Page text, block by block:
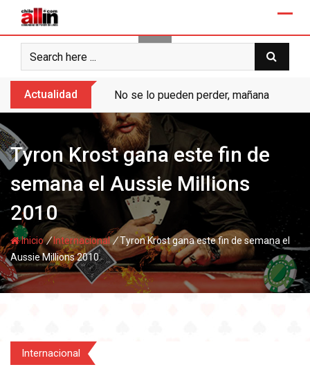
content
Actualidad No se lo pueden perder, mañana “Ases
Tyron Krost gana este fin de
semana el Aussie Millions
2010
Inicio/Internacional/Tyron Krost gana este fin de semana el
Aussie Millions 2010
Internacional